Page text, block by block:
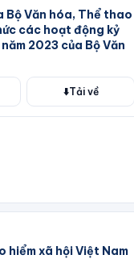
Văn hóa, Thể thao
các hoạt động kỷ
2023 của Bộ Văn
⬇️Tải về
xã hội Việt Nam